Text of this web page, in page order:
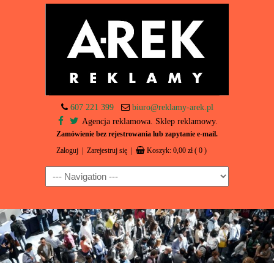
607 221 399
biuro@reklamy-arek.pl
Agencja reklamowa. Sklep reklamowy.
Zamówienie bez rejestrowania lub zapytanie e-mail.
Zaloguj Zarejestruj się Koszyk: 0,00 zł ( 0 )
Navigation